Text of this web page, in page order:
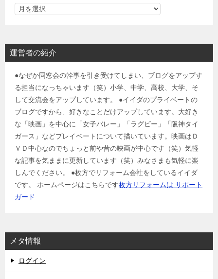
運営者の紹介
●なぜか同窓会の幹事を引き受けてしまい、ブログをアップす
る担当になっちゃいます（笑）小学、中学、高校、大学、そ
して交流会をアップしています。 ●イイダのプライベートの
ブログですから、好きなことだけアップしています。大好き
な「映画」を中心に「女子バレー」「ラグビー」「阪神タイ
ガース」などプレイベートについて描いています。映画はＤ
ＶＤ中心なのでちょっと前や昔の映画が中心です（笑）気軽
な記事を気ままに更新しています（笑）みなさまも気軽に楽
しんでください。 ●枚方でリフォーム会社をしているイイダ
です。 ホームページはこちらです枚方リフォームは サポート
ガード
メタ情報
ログイン